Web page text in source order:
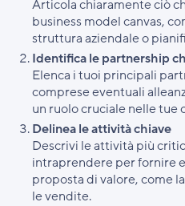
Articola chiaramente ciò
business model canvas,
struttura aziendale o
Identifica le partnership
Elenca i tuoi principali
comprese eventuali
un ruolo cruciale nelle tue
Delinea le attività chiave
Descrivi le attività più
intraprendere per fornire
proposta di valore, come
le vendite.